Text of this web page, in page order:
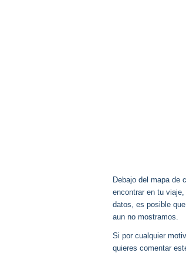
Debajo del mapa de
encontrar en tu
datos, es posible
aun no mostramos.
Si por cualquier
quieres comentar